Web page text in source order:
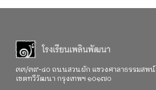
๓๓/๓๙-๔๐ ถนนสวนผัก แขวงศาลาธรรมสพน์
เขตทวีวัฒนา กรุงเทพฯ ๑๐๑๗๐